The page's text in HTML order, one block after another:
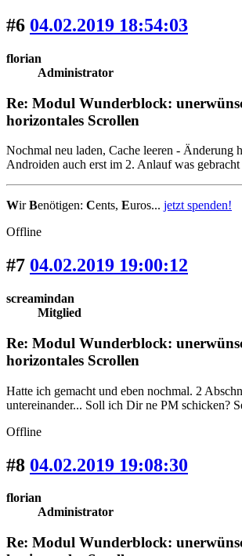
#6 04.02.2019 18:54:03
florian
Administrator
Re: Modul Wunderblock:
horizontales Scrollen
Nochmal neu laden, Cache leeren - Änderung
Androiden auch erst im 2. Anlauf was gebracht
WirBenötigen: Cents, Euros... jetzt spenden!
Offline
#7 04.02.2019 19:00:12
screamindan
Mitglied
Re: Modul Wunderblock:
horizontales Scrollen
Hatte ich gemacht und eben nochmal. 2
untereinander... Soll ich Dir ne PM schicken?
Offline
#8 04.02.2019 19:08:30
florian
Administrator
Re: Modul Wunderblock: